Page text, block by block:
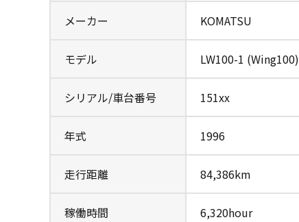
メーカー KOMATSU
モデル LW100-1 (Wing100)
シリアル/車台番号 151xx
年式 1996
走行距離 84,386km
稼働時間 6,320hour